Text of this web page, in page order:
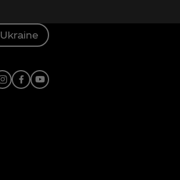
Ukraine
Instagram
Facebook
Youtube